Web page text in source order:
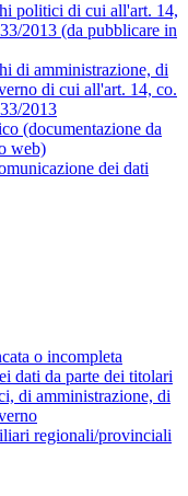
politici di cui all'art. 14,
2013 (da pubblicare in
di amministrazione, di
di cui all'art. 14, co.
2013
(documentazione da
web)
dei dati
o incompleta
dati da parte dei titolari
di amministrazione, di
regionali/provinciali